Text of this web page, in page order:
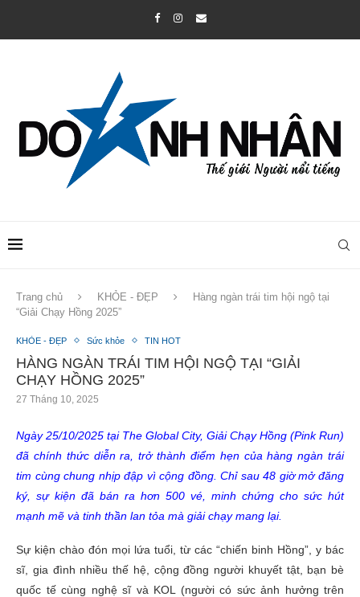
Trang chủ KHỎE - ĐẸP
Hàng ngàn trái tim hội ngộ tại
“Giải Chạy Hồng 2025”
KHỎE - ĐẸP Sức khỏe TIN HOT
HÀNG NGÀN TRÁI TIM HỘI NGỘ TẠI “GIẢI
CHẠY HỒNG 2025”
27 Tháng 10, 2025
Ngày 25/10/2025 tại The Global City, Giải Chạy Hồng (Pink Run)
đã chính thức diễn ra, trở thành điểm hẹn của hàng ngàn trái
tim cùng chung nhịp đập vì cộng đồng. Chỉ sau 48 giờ mở đăng
ký, sự kiện đã bán ra hơn 500 vé, minh chứng cho sức hút
mạnh mẽ và tinh thần lan tỏa mà giải chạy mang lại.
Sự kiện chào đón mọi lứa tuổi, từ các “chiến binh Hồng”, y bác
sĩ, gia đình nhiều thế hệ, cộng đồng người khuyết tật, bạn bè
quốc tế cùng nghệ sĩ và KOL (người có sức ảnh hưởng trên